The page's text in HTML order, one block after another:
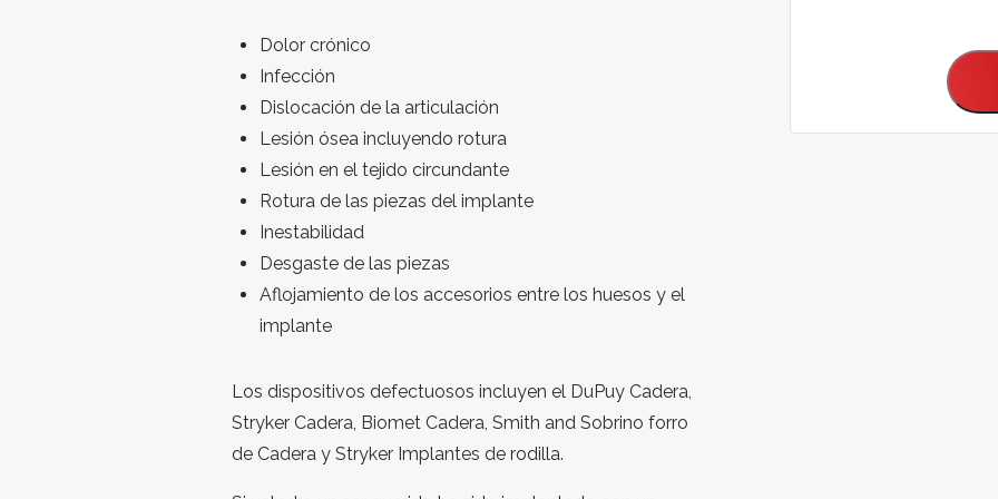
Dolor crónico
Infección
Dislocación de la articulación
Lesión ósea incluyendo rotura
Lesión en el tejido circundante
Rotura de las piezas del implante
Inestabilidad
Desgaste de las piezas
Aflojamiento de los accesorios entre los huesos y el
implante
Los dispositivos defectuosos incluyen el DuPuy Cadera,
Stryker Cadera, Biomet Cadera, Smith and Sobrino forro
de Cadera y Stryker Implantes de rodilla.